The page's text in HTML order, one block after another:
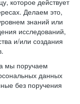
которое действует
Делаем это,
знаний или
исследований,
и/или создания
мы поручаем
данных
без поручения